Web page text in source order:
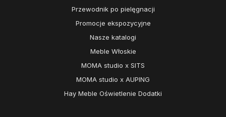
Przewodnik po pielęgnacji
Promocje ekspozycyjne
Nasze katalogi
Meble Włoskie
MOMA studio x SITS
MOMA studio x AUPING
Hay Meble Oświetlenie Dodatki